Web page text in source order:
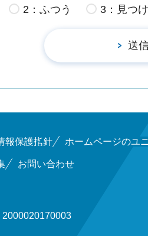
2：ふつう 3：見つ
報保護指針 ホームページのユ
お問い合わせ
2000020170003